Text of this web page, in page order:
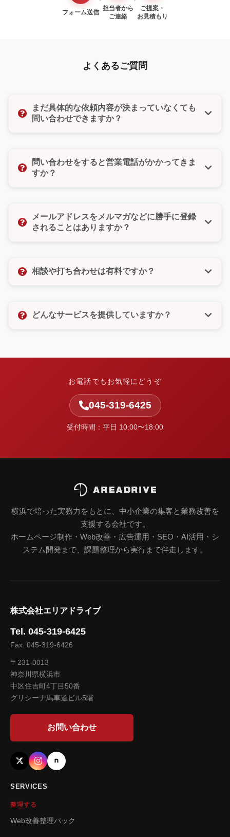
フォーム送信
担当者から
ご連絡
ご提案・
お見積もり
よくあるご質問
まだ具体的な依頼内容が決まっていなくても
問い合わせできますか？
たい」「ちょっとした質問だけでもいいのかな」そん
な気持ちでも大丈夫です。どんな小さなご相談でもお
問い合わせをすると営業電話がかかってきま
すか？
たしません。また、お問い合わせフォームではご希望
の連絡方法（電話・メール・どちらでもよい）をお選
メールアドレスをメルマガなどに勝手に登録
されることはありますか？
なども一切いたしませんので、ご安心ください。お客
相談や打ち合わせは有料ですか？
望をしっかりとお聞きし、最適なご提案をさせていた
どんなサービスを提供していますか？
を整理し、実行まで伴走します。
お電話でもお気軽にどうぞ
045-319-6425
受付時間：平日 10:00〜18:00
横浜で培った実務力をもとに、中小企業の集客と業務改善を
支援する会社です。
ホームページ制作・Web改善・広告運用・SEO・AI活用・シ
ステム開発まで、課題整理から実行まで伴走します。
株式会社エリアドライブ
Tel. 045-319-6425
Fax. 045-319-6426
〒231-0013
神奈川県横浜市
中区住吉町4丁目50番
グリシーナ馬車道ビル5階
お問い合わせ
SERVICES
整理する
Web改善整理パック